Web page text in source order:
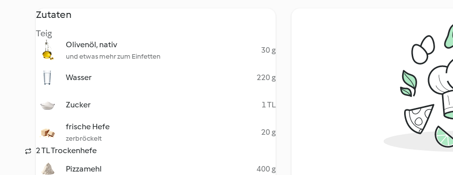
Zutaten
Teig
Olivenöl, nativ
und etwas mehr zum Einfetten
30 g
Wasser 220 g
Zucker 1 TL
frische Hefe
zerbröckelt
20 g
2 TL Trockenhefe
Pizzamehl
400 g